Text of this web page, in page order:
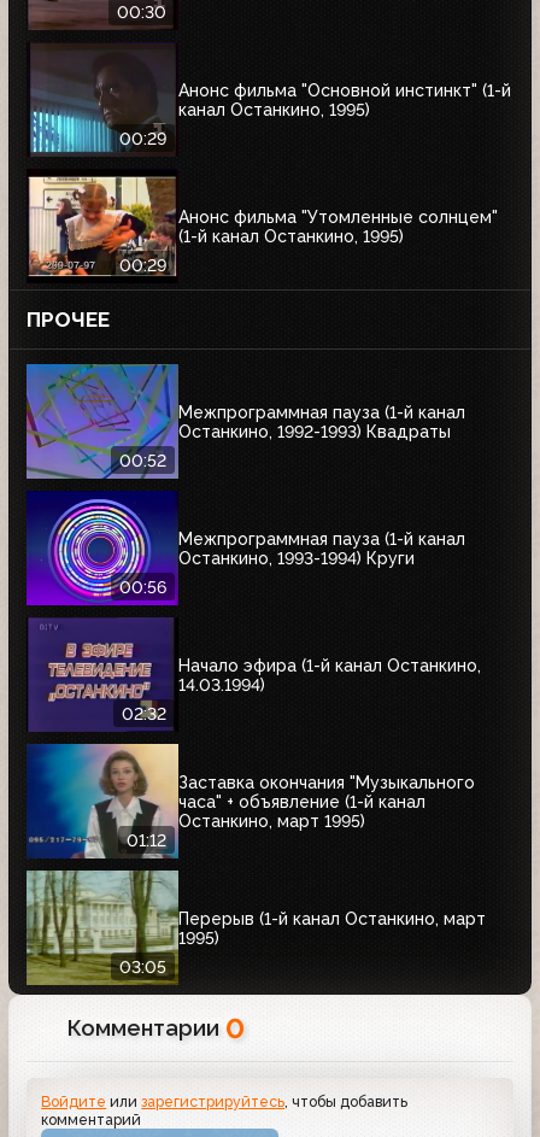
00:30
00:29
Анонс фильма "Основной инстинкт" (1-й
канал Останкино, 1995)
00:29
Анонс фильма "Утомленные солнцем"
(1-й канал Останкино, 1995)
ПРОЧЕЕ
00:52
Межпрограммная пауза (1-й канал
Останкино, 1992-1993) Квадраты
00:56
Межпрограммная пауза (1-й канал
Останкино, 1993-1994) Круги
02:32
Начало эфира (1-й канал Останкино,
14.03.1994)
01:12
Заставка окончания "Музыкального
часа" + объявление (1-й канал
Останкино, март 1995)
03:05
Перерыв (1-й канал Останкино, март
1995)
Комментарии 0
Войдите илизарегистрируйтесь, чтобы добавить
комментарий